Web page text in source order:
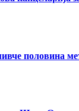
половина